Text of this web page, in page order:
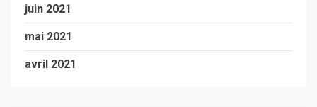
juin 2021
mai 2021
avril 2021